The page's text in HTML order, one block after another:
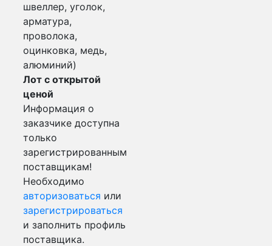
швеллер, уголок,
арматура,
проволока,
оцинковка, медь,
алюминий)
Лот с открытой
ценой
Информация о
заказчике доступна
только
зарегистрированным
поставщикам!
Необходимо
авторизоваться или
зарегистрироваться
и заполнить профиль
поставщика.